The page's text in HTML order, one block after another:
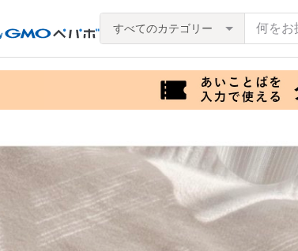
すべてのカテゴリー